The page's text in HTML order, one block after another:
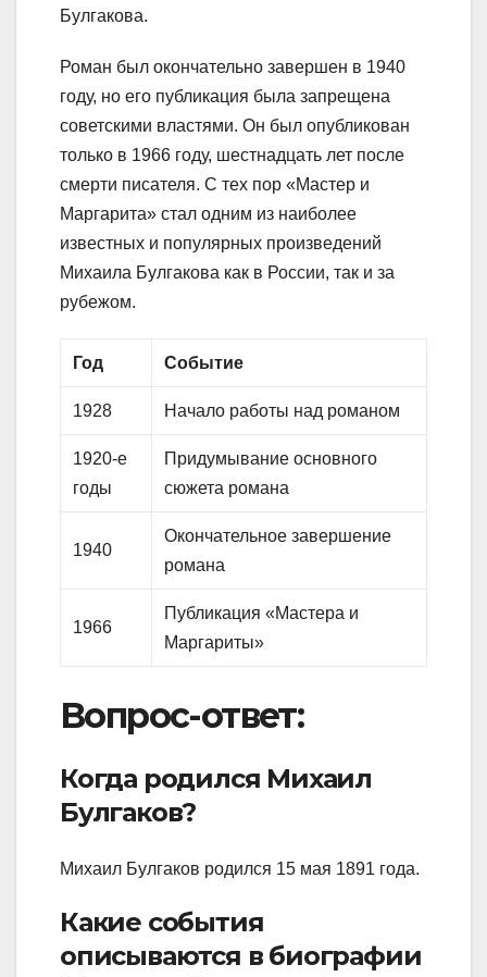
Булгакова.
Роман был окончательно завершен в 1940
году, но его публикация была запрещена
советскими властями. Он был опубликован
только в 1966 году, шестнадцать лет после
смерти писателя. С тех пор «Мастер и
Маргарита» стал одним из наиболее
известных и популярных произведений
Михаила Булгакова как в России, так и за
рубежом.
Год Событие
1928 Начало работы над романом
1920-е
годы
Придумывание основного
сюжета романа
1940
Окончательное завершение
романа
1966
Публикация «Мастера и
Маргариты»
Вопрос-ответ:
Когда родился Михаил
Булгаков?
Михаил Булгаков родился 15 мая 1891 года.
Какие события
описываются в биографии